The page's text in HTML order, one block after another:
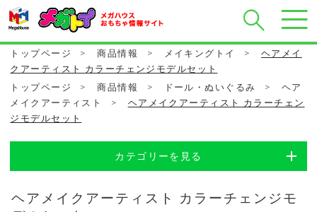
トップページ > 商品情報 > メイキングトイ >
ヘアメイ
クアーティスト カラーチェンジモデルセット
トップページ
> 商品情報 > ドール・ぬいぐるみ >
ヘア
メイクアーティスト
>
ヘアメイクアーティスト カラーチェン
ジモデルセット
カテゴリーを見る
ヘアメイクアーティスト カラーチェンジモ